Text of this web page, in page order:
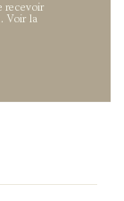
recevoir
Voir la